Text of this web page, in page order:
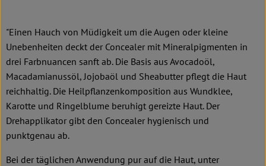
"Einen Hauch von Müdigkeit um die Augen oder kleine
Unebenheiten deckt der Concealer mit Mineralpigmenten in
drei Farbnuancen sanft ab. Die Basis aus Avocadoöl,
Macadamianussöl, Jojobaöl und Sheabutter pflegt die Haut
reichhaltig. Die Heilpflanzenkomposition aus Wundklee,
Karotte und Ringelblume beruhigt gereizte Haut. Der
Drehapplikator gibt den Concealer hygienisch und
punktgenau ab.
Bei der täglichen Anwendung pur auf die Haut, unter